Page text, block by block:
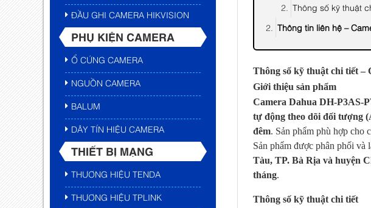
Thông số kỹ thuật
Thông tin liên hệ –
Thông số kỹ thuật chi tiết –
Giới thiệu sản phẩm
Camera Dahua DH-P3AS-
tự động theo dõi đối tượng
đêm. Sản phẩm phù hợp cho
Sản phẩm được phân phối và
Tàu, TP. Bà Rịa và huyện
tháng.
Thông số kỹ thuật chi tiết
ĐẦU GHI CAMERA HIKVISION
PHỤ KIỆN CAMERA
Ổ CỨNG CAMERA
NGUỒN CAMERA
BALUM
DÂY TÍN HIỆU CAMERA
THIẾT BỊ MẠNG
THƯƠNG HIỆU TENDA
THƯƠNG HIỆU TPLINK